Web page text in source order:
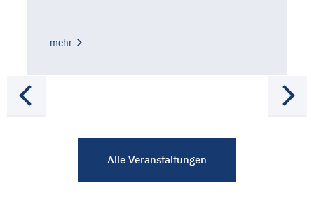
mehr
Alle Veranstaltungen